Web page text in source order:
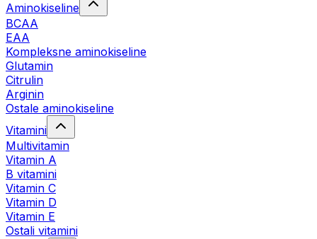
Aminokiseline
BCAA
EAA
Kompleksne aminokiseline
Glutamin
Citrulin
Arginin
Ostale aminokiseline
Vitamini
Multivitamin
Vitamin A
B vitamini
Vitamin C
Vitamin D
Vitamin E
Ostali vitamini